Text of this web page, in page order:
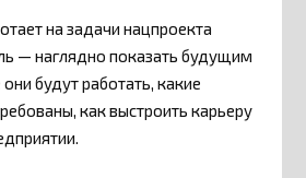
на задачи нацпроекта
— наглядно показать будущим
будут работать, какие
как выстроить карьеру